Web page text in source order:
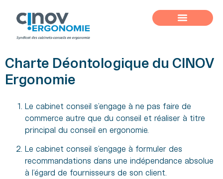
Charte Déontologique du CINOV
Ergonomie
Le cabinet conseil s’engage à ne pas faire de
commerce autre que du conseil et réaliser à titre
principal du conseil en ergonomie.
Le cabinet conseil s’engage à formuler des
recommandations dans une indépendance absolue
à l’égard de fournisseurs de son client.